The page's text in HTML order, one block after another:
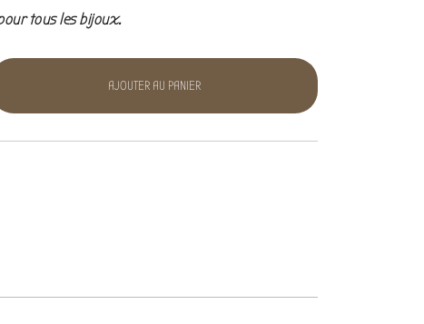
tous les bijoux.
AJOUTER AU PANIER